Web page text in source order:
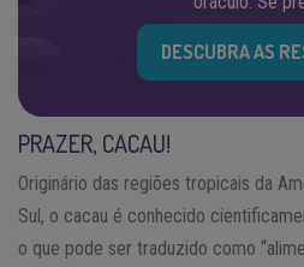
DESCUBRA AS
PRAZER, CACAU!
Originário das regiões tropicais da
Sul, o cacau é conhecido
o que pode ser traduzido como